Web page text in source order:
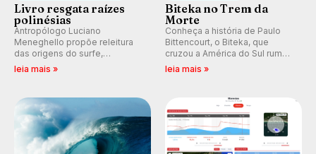
Livro resgata raízes
polinésias
Antropólogo Luciano
Meneghello propõe releitura
das origens do surfe,
resgatando a cultura polinésia
prática em esporte e indústria.
leia mais »
Biteka no Trem da
Morte
Conheça a história de Paulo
Bittencourt, o Biteka, que
cruzou a América do Sul rumo
ao Pacífico em uma jornada
leia mais »